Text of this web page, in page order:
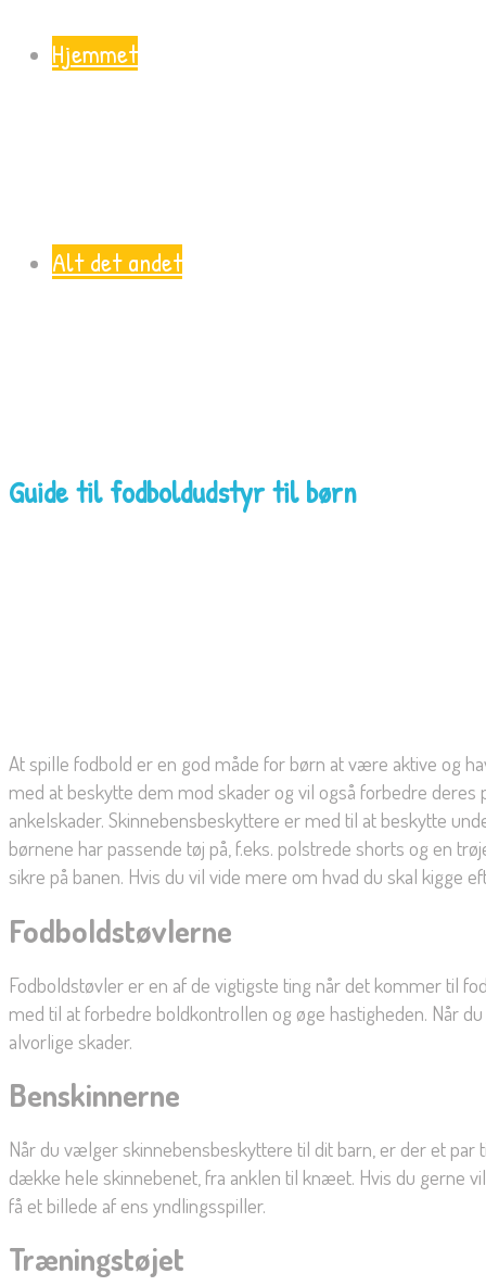
Hjemmet
Alt det andet
Guide til fodboldudstyr til børn
At spille fodbold er en god måde for børn at være aktive og
med at beskytte dem mod skader og vil også forbedre
ankelskader. Skinnebensbeskyttere er med til at beskytte
børnene har passende tøj på, f.eks. polstrede shorts og en
sikre på banen. Hvis du vil vide mere om hvad du skal kigge
Fodboldstøvlerne
Fodboldstøvler er en af de vigtigste ting når det kommer til
med til at forbedre boldkontrollen og øge hastigheden. Når
alvorlige skader.
Benskinnerne
Når du vælger skinnebensbeskyttere til dit barn, er der et par
dække hele skinnebenet, fra anklen til knæet. Hvis du gerne
få et billede af ens yndlingsspiller.
Træningstøjet